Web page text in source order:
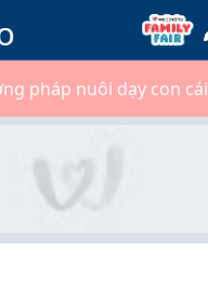
pháp nuôi dạy con cái